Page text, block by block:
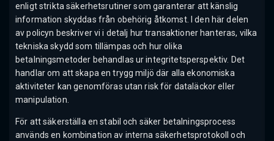
enligt strikta säkerhetsrutiner som garanterar att känslig
information skyddas från obehörig åtkomst. I den här delen
av policyn beskriver vi i detalj hur transaktioner hanteras, vilka
tekniska skydd som tillämpas och hur olika
betalningsmetoder behandlas ur integritetsperspektiv. Det
handlar om att skapa en trygg miljö där alla ekonomiska
aktiviteter kan genomföras utan risk för dataläckor eller
manipulation.
För att säkerställa en stabil och säker betalningsprocess
används en kombination av interna säkerhetsprotokoll och